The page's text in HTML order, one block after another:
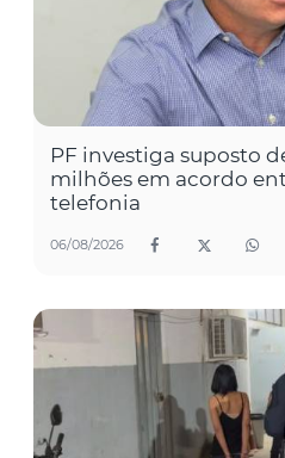
PF investiga suposto
milhões em acordo
telefonia
06/08/2026